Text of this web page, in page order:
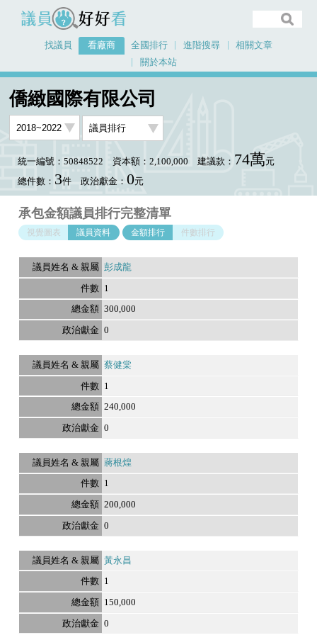
議員好好看
找議員 看廠商 全國排行 進階搜尋
相關文章
關於本站
僑緻國際有限公司
統一編號：50848522 資本額：2,100,000 建議款： 74萬元
總件數： 3件 政治獻金： 0元
承包金額議員排行完整清單
視覺圖表 議員資料 金額排行 件數排行
彭成龍
1
300,000
0
蔡健棠
1
240,000
0
蔣根煌
1
200,000
0
黃永昌
1
150,000
0